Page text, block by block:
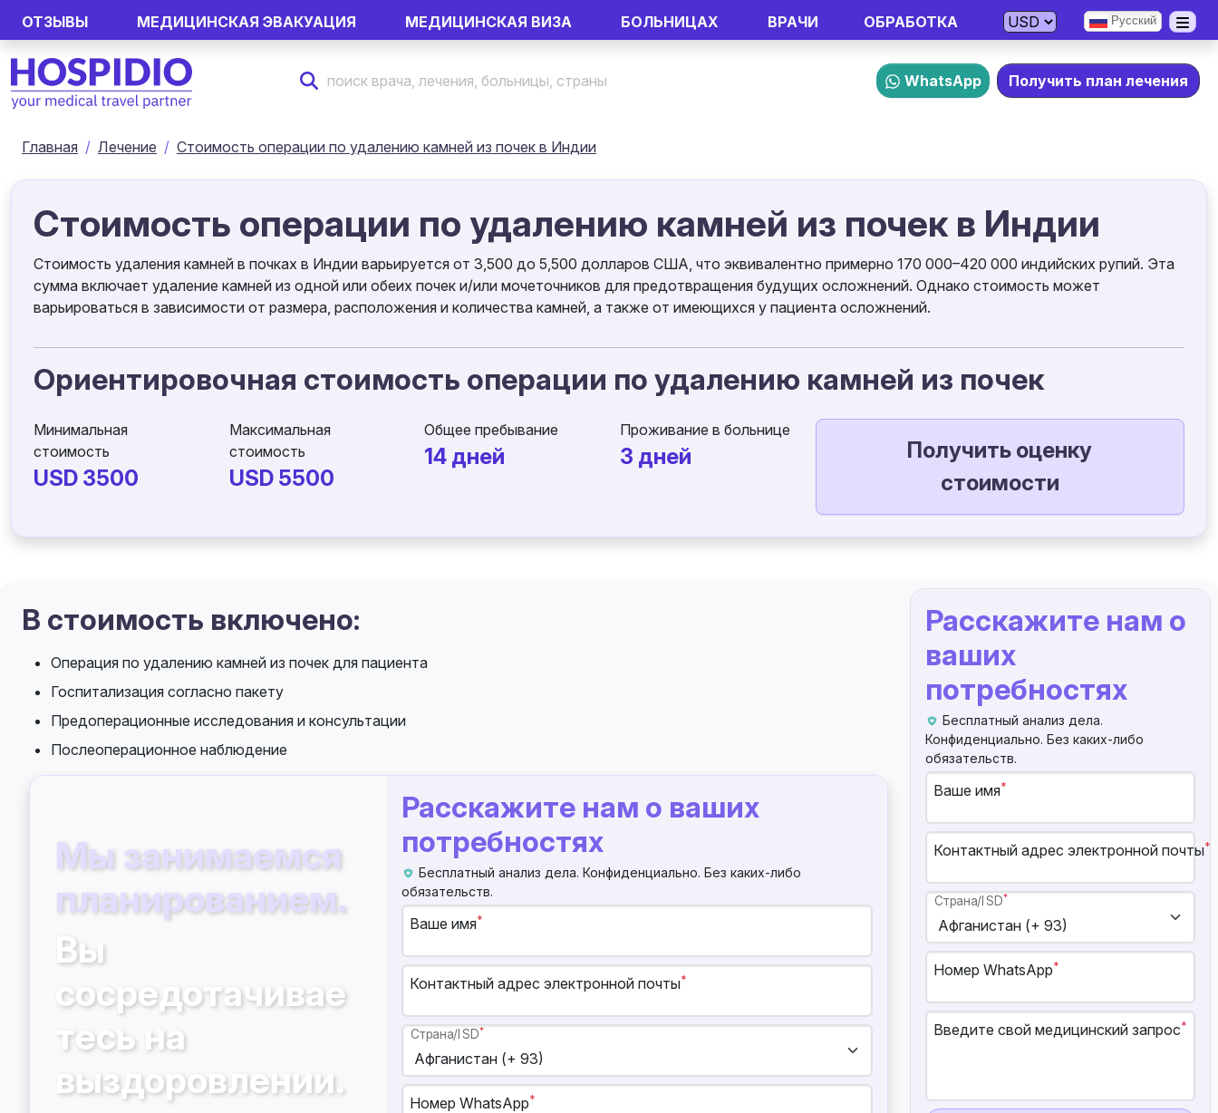
ОТЗЫВЫ МЕДИЦИНСКАЯ ЭВАКУАЦИЯ МЕДИЦИНСКАЯ ВИЗА БОЛЬНИЦАХ ВРАЧИ ОБРАБОТКА Русский
WhatsApp Получить план лечения
Главная Лечение Стоимость операции по удалению камней из почек в Индии
Стоимость операции по удалению камней из почек в Индии
Стоимость удаления камней в почках в Индии варьируется от 3,500 до 5,500 долларов США, что эквивалентно примерно 170 000–420 000 индийских рупий. Эта
сумма включает удаление камней из одной или обеих почек и/или мочеточников для предотвращения будущих осложнений. Однако стоимость может
варьироваться в зависимости от размера, расположения и количества камней, а также от имеющихся у пациента осложнений.
Ориентировочная стоимость операции по удалению камней из почек
Минимальная
стоимость
USD 3500
Максимальная
стоимость
USD 5500
Общее пребывание
14 дней
Проживание в больнице
3 дней
Получить оценку
стоимости
В стоимость включено:
Операция по удалению камней из почек для пациента
Госпитализация согласно пакету
Предоперационные исследования и консультации
Послеоперационное наблюдение
Мы занимаемся
планированием.
Вы
сосредотачивае
тесь на
выздоровлении.
Расскажите нам о ваших
потребностях
Бесплатный анализ дела. Конфиденциально. Без каких-либо
обязательств.
Ваше имя*
Контактный адрес электронной почты*
Страна/ISD*
Номер WhatsApp*
Расскажите нам о
ваших
потребностях
Бесплатный анализ дела.
Конфиденциально. Без каких-либо
обязательств.
Ваше имя*
Контактный адрес электронной почты*
Страна/ISD*
Номер WhatsApp*
Введите свой медицинский запрос*